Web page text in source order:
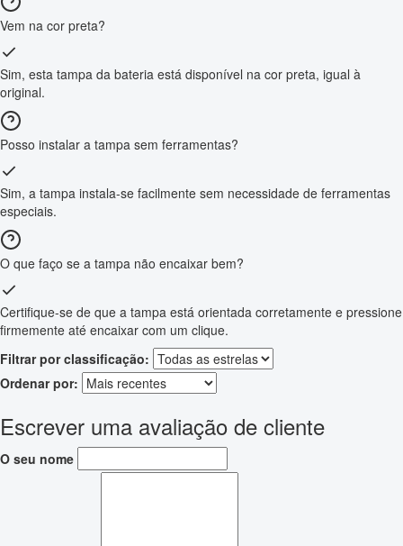
Vem na cor preta?
Sim, esta tampa da bateria está disponível na cor preta, igual à
original.
Posso instalar a tampa sem ferramentas?
Sim, a tampa instala-se facilmente sem necessidade de ferramentas
especiais.
O que faço se a tampa não encaixar bem?
Certifique-se de que a tampa está orientada corretamente e pressione
firmemente até encaixar com um clique.
Filtrar por classificação:
Ordenar por:
Escrever uma avaliação de cliente
O seu nome